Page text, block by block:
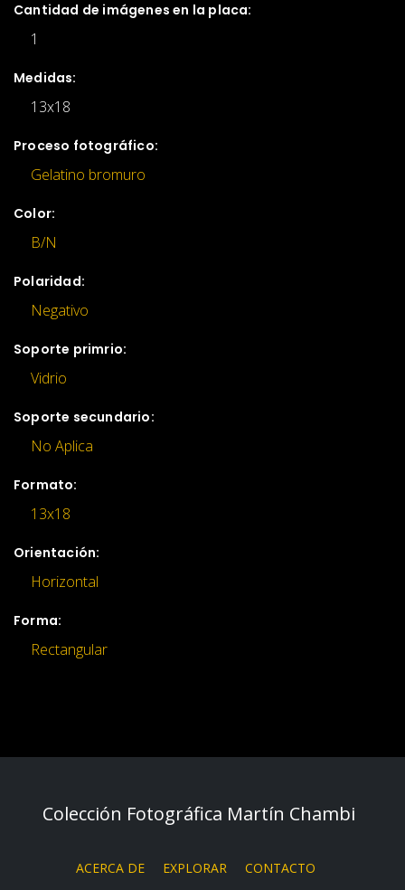
Cantidad de imágenes en la placa:
1
Medidas:
13x18
Proceso fotográfico:
Gelatino bromuro
Color:
B/N
Polaridad:
Negativo
Soporte primrio:
Vidrio
Soporte secundario:
No Aplica
Formato:
13x18
Orientación:
Horizontal
Forma:
Rectangular
Colección Fotográfica Martín Chambi
ACERCA DE EXPLORAR CONTACTO